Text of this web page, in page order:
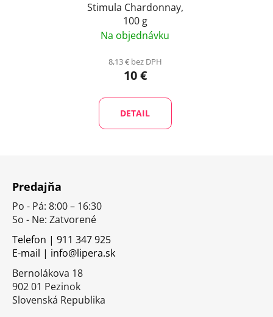
Stimula Chardonnay,
100 g
Na objednávku
8,13 € bez DPH
10 €
DETAIL
Predajňa
Po - Pá: 8:00 – 16:30
So - Ne: Zatvorené
Telefon | 911 347 925
E-mail | info@lipera.sk
Bernolákova 18
902 01 Pezinok
Slovenská Republika